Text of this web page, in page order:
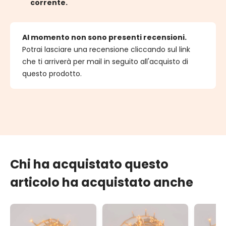
corrente.
Al momento non sono presenti recensioni.
Potrai lasciare una recensione cliccando sul link
che ti arriverà per mail in seguito all'acquisto di
questo prodotto.
Chi ha acquistato questo
articolo ha acquistato anche